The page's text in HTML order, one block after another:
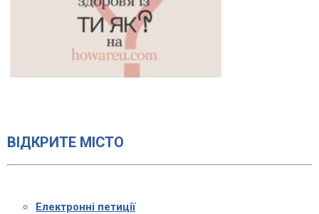
ВІДКРИТЕ МІСТО
Електронні петиції